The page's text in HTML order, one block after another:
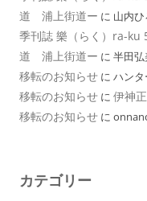
道 浦上街道ー に 山内
季刊誌 樂（らく）ra-
道 浦上街道ー に 半田弘
移転のお知らせ に ハンタ
移転のお知らせ に 伊神
移転のお知らせ に
カテゴリー